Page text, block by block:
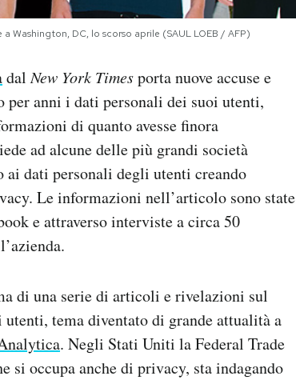
Washington, DC, lo scorso aprile (SAUL LOEB / AFP)
dalNew York Timesporta nuove accuse e
per anni i dati personali dei suoi utenti,
di quanto avesse finora
ad alcune delle più grandi società
ai dati personali degli utenti creando
Le informazioni nell’articolo sono state
e attraverso interviste a circa 50
di una serie di articoli e rivelazioni sul
tema diventato di grande attualità a
. Negli Stati Uniti la Federal Trade
si occupa anche di privacy, sta indagando